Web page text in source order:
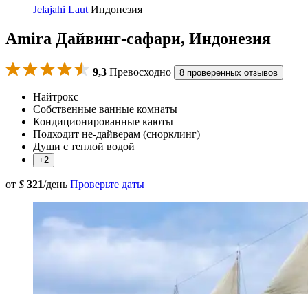
Jelajahi Laut Индонезия
Amira Дайвинг-сафари, Индонезия
9,3 Превосходно 8 проверенных отзывов
Найтрокс
Собственные ванные комнаты
Кондиционированные каюты
Подходит не-дайверам (снорклинг)
Души с теплой водой
+2
от $ 321/день Проверьте даты